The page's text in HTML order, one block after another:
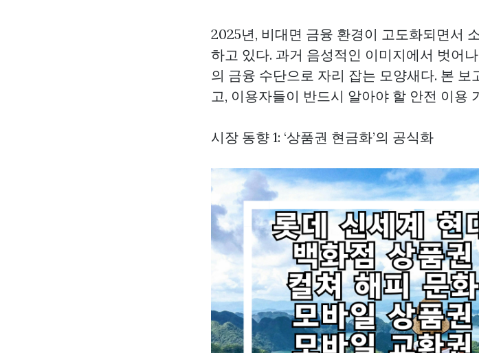
2025년, 비대면 금융 환경이 고도화되면서
하고 있다. 과거 음성적인 이미지에서 벗어
의 금융 수단으로 자리 잡는 모양새다. 본
고, 이용자들이 반드시 알아야 할 안전 이용
시장 동향 1: ‘상품권 현금화’의 공식화